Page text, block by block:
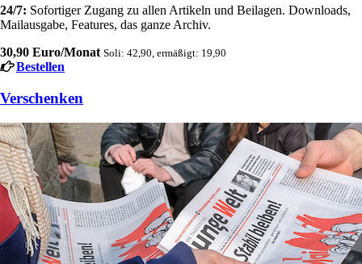
24/7: Sofortiger Zugang zu allen Artikeln und Beilagen. Downloads,
Mailausgabe, Features, das ganze Archiv.
30,90 Euro/Monat Soli: 42,90, ermäßigt: 19,90
Bestellen
Verschenken